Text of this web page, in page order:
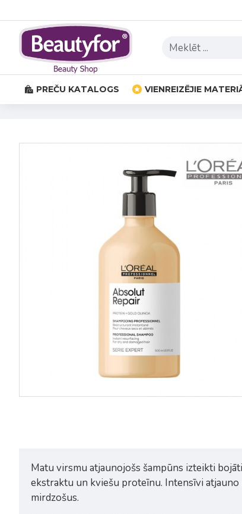
PREČU KATALOGS VIENREIZĒJIE
Loreal Serie Expert Absolut Repair
31,76€
Matu virsmu atjaunojošs šampūns izteikti
ekstraktu un kviešu proteīnu. Intensīvi
mirdzošus.